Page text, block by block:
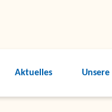
Aktuelles Unsere